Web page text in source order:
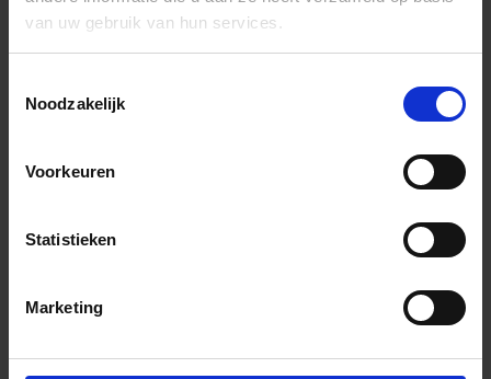
van uw gebruik van hun services.
Noodzakelijk
Voorkeuren
Statistieken
Marketing